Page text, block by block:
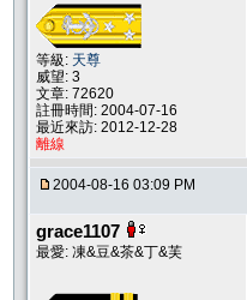
等級: 天尊
威望: 3
文章: 72620
註冊時間: 2004-07-16
最近來訪: 2012-12-28
離線
2004-08-16 03:09 PM
grace1107
最愛: 凍&豆&茶&丁&芙